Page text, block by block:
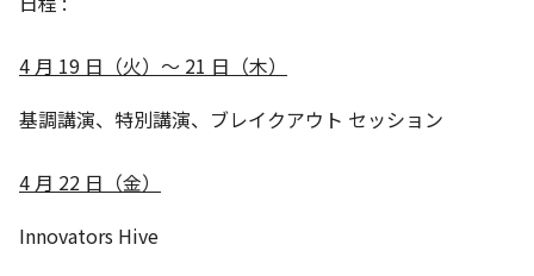
4 ⽉ 19 ⽇（火）～ 21 ⽇（木）
基調講演、特別講演、ブレイクアウト セッション
4 ⽉ 22 ⽇（金）
Innovators Hive